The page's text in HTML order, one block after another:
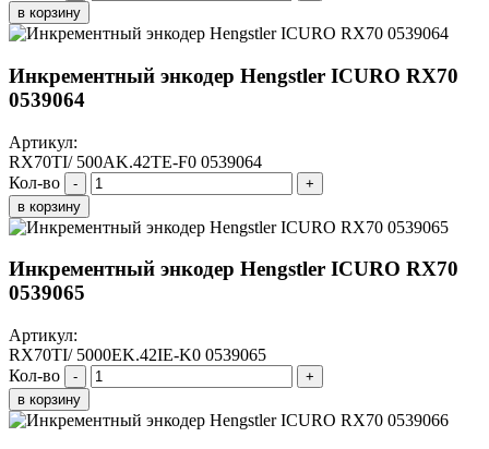
в корзину
Инкрементный энкодер Hengstler ICURO RX70
0539064
Артикул:
RX70TI/ 500AK.42TE-F0 0539064
Кол-во
-
+
в корзину
Инкрементный энкодер Hengstler ICURO RX70
0539065
Артикул:
RX70TI/ 5000EK.42IE-K0 0539065
Кол-во
-
+
в корзину